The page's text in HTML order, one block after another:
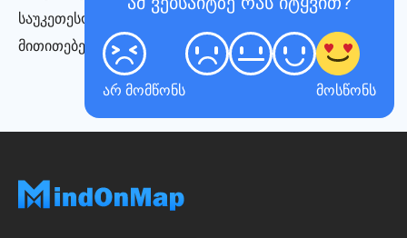
საუკეთესო ინსტრუმენტები და სახელმძღვანელო
მითითებები
არ მომწონს მოსწონს